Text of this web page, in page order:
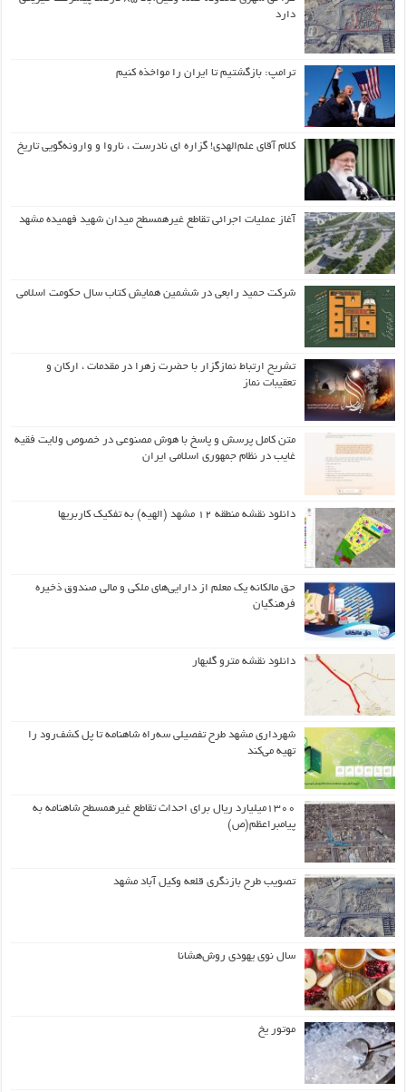
دارد
ترامپ: بازگشتیم تا ایران را مواخذه کنیم
کلام آقای علم‌الهدی! گزاره ای نادرست ، ناروا و وارونه‌گویی تاریخ
آغاز عملیات اجرائی تقاطع غیرهمسطح میدان شهید فهمیده مشهد
شرکت حمید رابعی در ششمین همایش کتاب سال حکومت اسلامی
تشریح ارتباط نمازگزار با حضرت زهرا در مقدمات ، ارکان و
تعقیبات نماز
متن کامل پرسش و پاسخ با هوش مصنوعی در خصوص ولایت فقیه
غایب در نظام جمهوری اسلامی ایران
دانلود نقشه منطقه ۱۲ مشهد (الهیه) به تفکیک کاربریها
حق مالکانه یک معلم از دارایی‌های ملکی و مالی صندوق ذخیره
فرهنگیان
دانلود نقشه مترو گلبهار
شهرداری مشهد طرح تفصیلی سه‌راه شاهنامه تا پل کشف‌رود را
تهیه می‌کند
۱۳۰۰میلیارد ریال برای احداث تقاطع غیرهمسطح شاهنامه به
پیامبراعظم(ص)
تصویب طرح بازنگری قلعه وکیل آباد مشهد
سال نوی یهودی روش‌هشانا
موتور یخ